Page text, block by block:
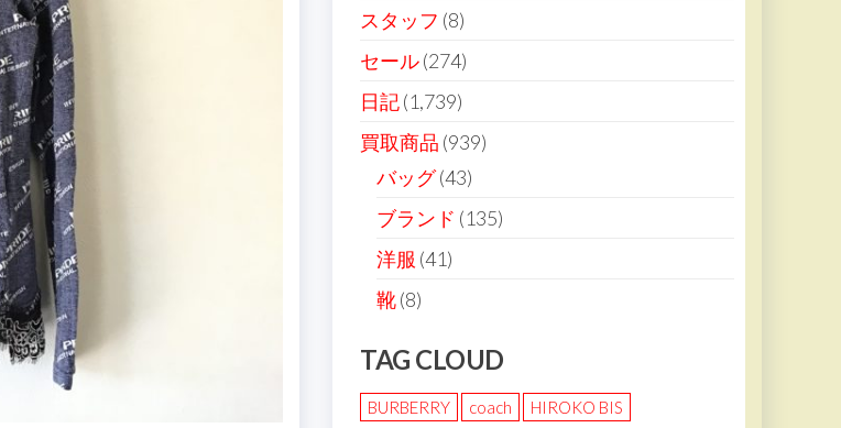
スタッフ (8)
セール(274)
日記(1,739)
買取商品 (939)
バッグ(43)
ブランド (135)
洋服 (41)
靴(8)
TAG CLOUD
BURBERRY coach
HIROKO BIS